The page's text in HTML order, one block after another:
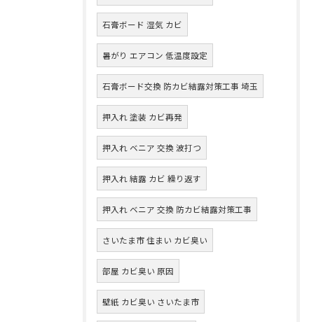
石膏ボード 湿気 カビ
暑がり エアコン 低温度設定
石膏ボード交換 防カビ結露対策工事 埼玉
押入れ 塗装 カビ再発
押入れ ベニア 交換 波打つ
押入れ 結露 カビ 繰り返す
押入れ ベニア 交換 防カビ結露対策工事
さいたま市 住まい カビ臭い
部屋 カビ臭い 原因
壁紙 カビ臭い さいたま市